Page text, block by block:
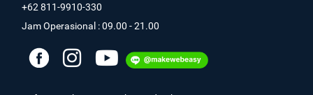
+62 811-9910-330
Jam Operasional : 09.00 - 21.00